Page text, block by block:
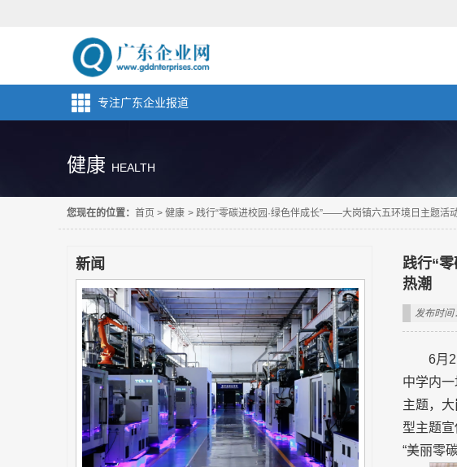
专注广东企业报道
健康 HEALTH
您现在的位置： 首页 > 健康 > 践行“零碳进校园·绿色伴成长”——大岗镇六五环境日主题活
新闻
践行“
热潮
发布时间
6月
中学内
主题，
型主题
“美丽零